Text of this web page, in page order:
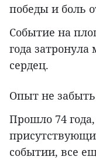
победы и боль
Событие на
года
сердец.
Опыт не забыть
Прошло 74
событии, все